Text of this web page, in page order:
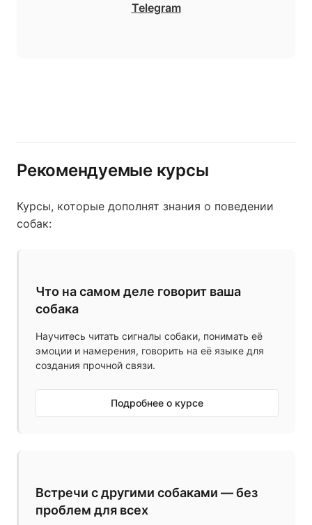
Telegram
Рекомендуемые курсы
Курсы, которые дополнят знания о поведении
собак:
Что на самом деле говорит ваша
собака
Научитесь читать сигналы собаки, понимать её
эмоции и намерения, говорить на её языке для
создания прочной связи.
Подробнее о курсе
Встречи с другими собаками — без
проблем для всех